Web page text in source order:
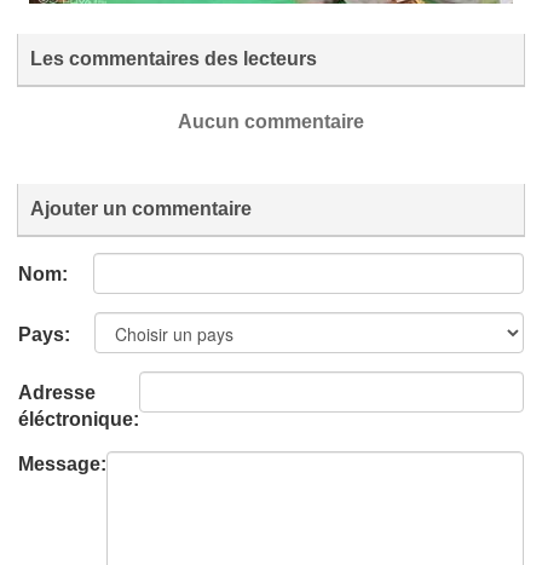
Les commentaires des lecteurs
Aucun commentaire
Ajouter un commentaire
Nom:
Pays:
Adresse
éléctronique:
Message: